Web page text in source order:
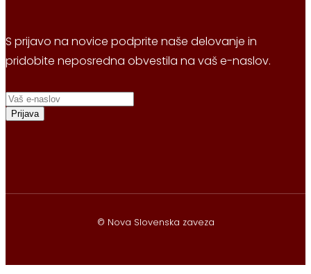
S prijavo na novice podprite naše delovanje in
pridobite neposredna obvestila na vaš e-naslov.
Prijava
© Nova Slovenska zaveza